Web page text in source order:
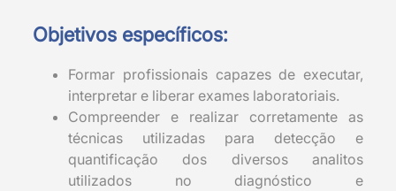
Objetivos específicos:
Formar profissionais capazes de executar,
interpretar e liberar exames laboratoriais.
Compreender e realizar corretamente as
técnicas utilizadas para detecção e
quantificação dos diversos analitos
utilizados no diagnóstico e